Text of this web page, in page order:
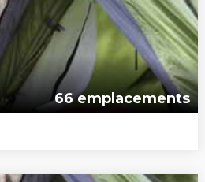
66 emplacements